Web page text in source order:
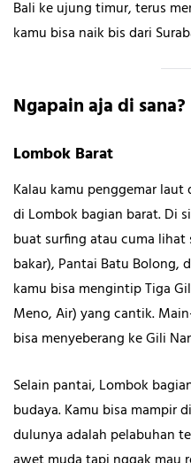
Bali ke ujung timur, terus
kamu bisa naik bis dari
Ngapain aja di sana?
Lombok Barat
Kalau kamu penggemar
di Lombok bagian barat. Di
buat surfing atau cuma
bakar), Pantai Batu Bolong,
kamu bisa mengintip Tiga
Meno, Air) yang cantik.
bisa menyeberang ke Gili
Selain pantai, Lombok
budaya. Kamu bisa mampir
dulunya adalah pelabuhan